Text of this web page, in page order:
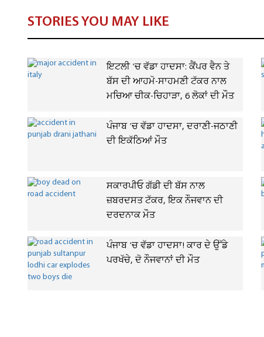
STORIES YOU MAY LIKE
ਇਟਲੀ 'ਚ ਵੱਡਾ ਹਾਦਸਾ: ਕੈਂਪਰ ਵੈਨ ਤੇ
ਬੱਸ ਦੀ ਆਹਮੋ-ਸਾਹਮਣੀ ਟੱਕਰ ਨਾਲ
ਮਚਿਆ ਚੀਕ-ਚਿਹਾੜਾ, 6 ਲੋਕਾਂ ਦੀ ਮੌਤ
ਪੰਜਾਬ 'ਚ ਵੱਡਾ ਹਾਦਸਾ, ਦਰਾਣੀ-ਜਠਾਣੀ
ਦੀ ਇਕੱਠਿਆਂ ਮੌਤ
ਸਕਾਰਪੀਓ ਗੱਡੀ ਦੀ ਬੱਸ ਨਾਲ
ਜ਼ਬਰਦਸਤ ਟੱਕਰ, ਇਕ ਨੌਜਵਾਨ ਦੀ
ਦਰਦਨਾਕ ਮੌਤ
ਪੰਜਾਬ 'ਚ ਵੱਡਾ ਹਾਦਸਾ! ਕਾਰ ਦੇ ਉੱਡੇ
ਪਰਖੱਚੇ, ਦੋ ਨੌਜਵਾਨਾਂ ਦੀ ਮੌਤ